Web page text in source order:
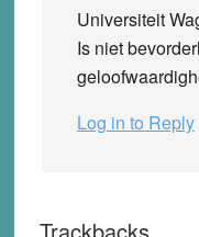
Universiteit
Is niet
Log in to Reply